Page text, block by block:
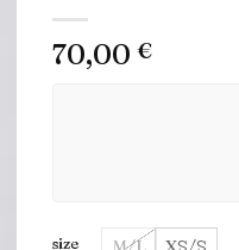
70,00 €
size